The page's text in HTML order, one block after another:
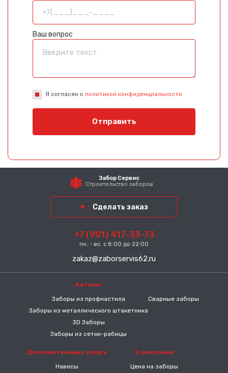
Ваш вопрос
Я согласен с политикой конфиденциальности
Отправить
Забор Сервис
Строительство заборов
Сделать заказ
+7 (901) 417-33-73
пн. - вс. с 8:00 до 22:00
zakaz@zaborservis62.ru
Каталог
Заборы из профнастила
Заборы из металлического штакетника
3D Заборы
Заборы из сетки-рабицы
Сварные заборы
Дополнительные услуги
Навесы
О компании
Цена на заборы